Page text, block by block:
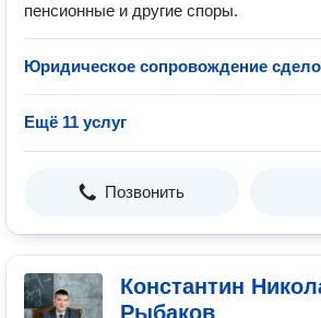
пенсионные и другие споры.
Юридическое сопровождение
Ещё 11 услуг
Позвонить
Константин
Рыбаков